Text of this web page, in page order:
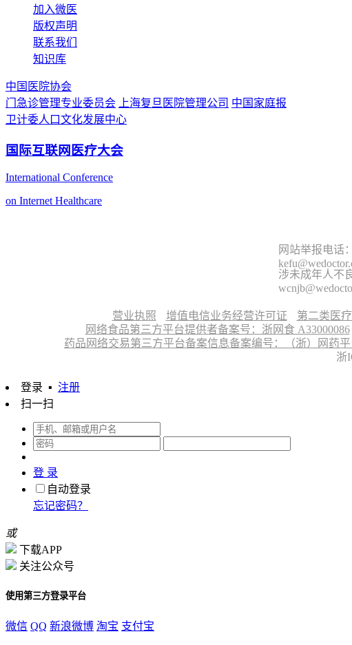
加入微医
版权声明
联系我们
知识库
中国医院协会
门急诊管理专业委员会 上海复旦医院管理公司 中国家庭报
卫计委人口文化发展中心
国际互联网医疗大会
International Conference
on Internet Healthcare
网站举报电话
涉未成年人不
营业执照
增值电信业务经营许可证 第二类医
网络食品第三方平台提供者备案号：浙网食 A33000086
药品网络交易第三方平台备案信息备案编号：（浙）网药平
浙
登录 ▪ 注册
扫一扫
登 录
自动登录
忘记密码？
或
下载APP
关注公众号
使用第三方登录平台
微信 QQ 新浪微博 淘宝 支付宝